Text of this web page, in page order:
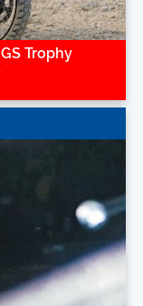
Trophy